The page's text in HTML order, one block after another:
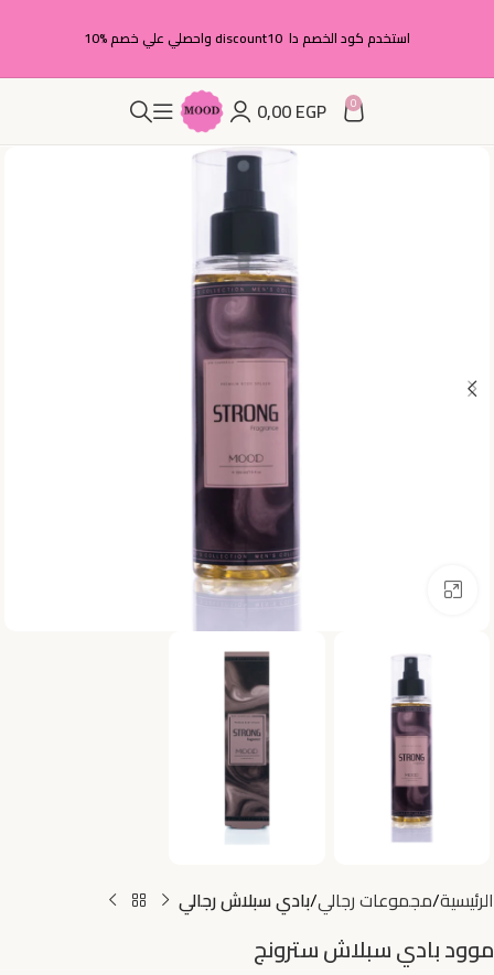
استخدم كود الخصم دا discount10 واحصلي علي خصم %10
0
0,00EGP
الرئيسية مجموعات رجالي بادي سبلاش رجالي
موود بادي سبلاش سترونج